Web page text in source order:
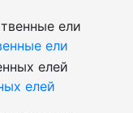
ели
елей